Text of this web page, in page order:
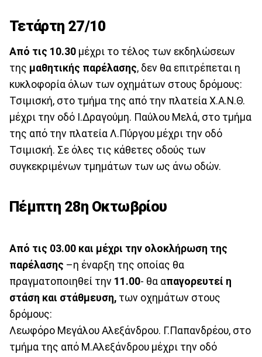
Τετάρτη 27/10
Από τις 10.30 μέχρι το τέλος των εκδηλώσεων
της μαθητικής παρέλασης, δεν θα επιτρέπεται η
κυκλοφορία όλων των οχημάτων στους δρόμους:
Τσιμισκή, στο τμήμα της από την πλατεία Χ.Α.Ν.Θ.
μέχρι την οδό Ι.Δραγούμη. Παύλου Μελά, στο τμήμα
της από την πλατεία Λ.Πύργου μέχρι την οδό
Τσιμισκή. Σε όλες τις κάθετες οδούς των
συγκεκριμένων τμημάτων των ως άνω οδών.
Πέμπτη 28η Οκτωβρίου
Από τις 03.00 και μέχρι την ολοκλήρωση της
παρέλασης –η έναρξη της οποίας θα
πραγματοποιηθεί την 11.00- θα απαγορευτεί η
στάση και στάθμευση, των οχημάτων στους
δρόμους:
Λεωφόρο Μεγάλου Αλεξάνδρου. Γ.Παπανδρέου, στο
τμήμα της από Μ.Αλεξάνδρου μέχρι την οδό